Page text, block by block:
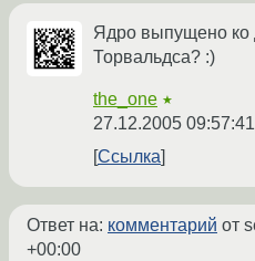
Ядро выпущено ко
Торвальдса? :)
the_one ★
27.12.2005
Ссылка
Ответ на: комментарий от
+00:00